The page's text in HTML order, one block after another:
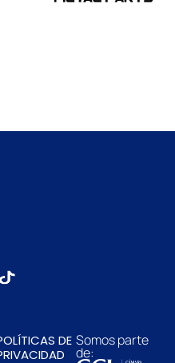
DE Somos parte
de: